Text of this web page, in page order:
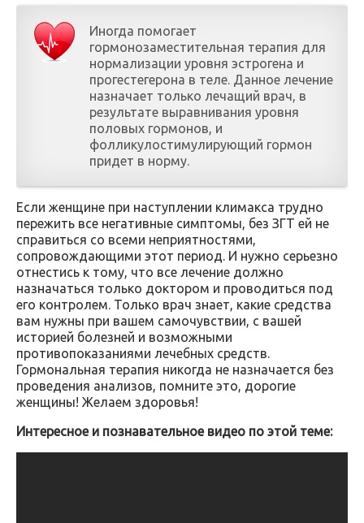
Иногда помогает
гормонозаместительная терапия для
нормализации уровня эстрогена и
прогестегерона в теле. Данное лечение
назначает только лечащий врач, в
результате выравнивания уровня
половых гормонов, и
фолликулостимулирующий гормон
придет в норму.
Если женщине при наступлении климакса трудно
пережить все негативные симптомы, без ЗГТ ей не
справиться со всеми неприятностями,
сопровождающими этот период. И нужно серьезно
отнестись к тому, что все лечение должно
назначаться только доктором и проводиться под
его контролем. Только врач знает, какие средства
вам нужны при вашем самочувствии, с вашей
историей болезней и возможными
противопоказаниями лечебных средств.
Гормональная терапия никогда не назначается без
проведения анализов, помните это, дорогие
женщины! Желаем здоровья!
Интересное и познавательное видео по этой теме: